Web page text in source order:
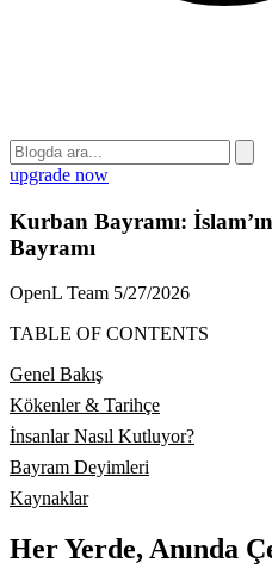
upgrade now
Kurban Bayramı:
Bayramı
OpenL Team 5/27/2026
TABLE OF CONTENTS
Genel Bakış
Kökenler & Tarihçe
İnsanlar Nasıl Kutluyor?
Bayram Deyimleri
Kaynaklar
Her Yerde, Anında